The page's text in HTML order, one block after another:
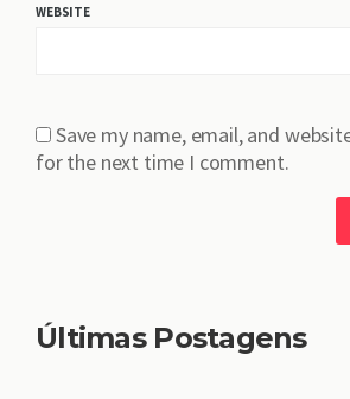
WEBSITE
Save my name, email, and
for the next time I comment.
Últimas Postagens